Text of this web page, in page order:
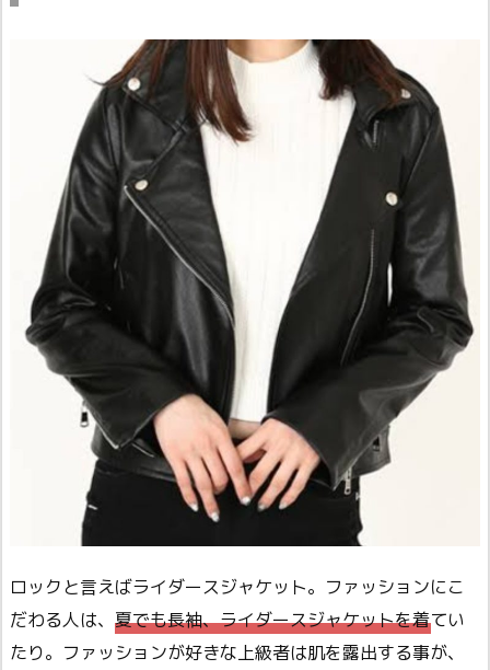
ロックと言えばライダースジャケット。ファッションにこ
だわる人は、 夏でも長袖、ライダースジャケットを着てい
たり。 ファッションが好きな上級者は肌を露出する事が、